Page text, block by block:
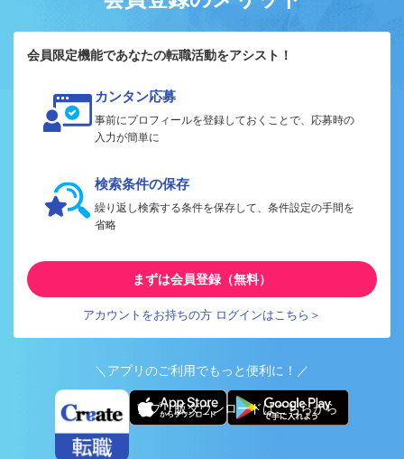
会員限定機能であなたの転職活動をアシスト！
カンタン応募
事前にプロフィールを登録しておくことで、応募時の
入力が簡単に
検索条件の保存
繰り返し検索する条件を保存して、条件設定の手間を
省略
まずは会員登録（無料）
アカウントをお持ちの方 ログインはこちら＞
＼アプリのご利用でもっと便利に！／
アプリ版ダウンロードはこちらから